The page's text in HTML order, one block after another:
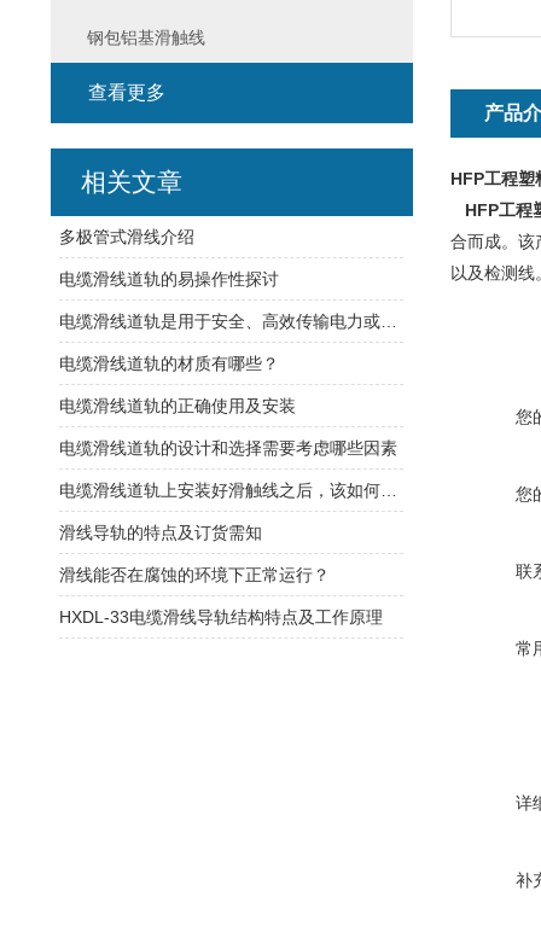
产品
HFP工程塑
HFP工程
合而成。 该
以及检测线
您
您
联
常
详
补
钢包铝基滑触线
查看更多
相关文章
​多极管式滑线介绍
电缆滑线道轨的易操作性探讨
电缆滑线道轨的材质有哪些？
电缆滑线道轨的正确使用及安装
电缆滑线道轨的设计和选择需要考虑哪些因素
滑线导轨的特点及订货需知
滑线能否在腐蚀的环境下正常运行？
HXDL-33电缆滑线导轨结构特点及工作原理